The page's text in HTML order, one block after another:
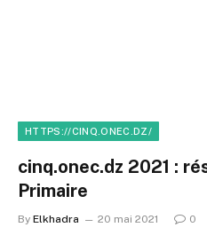
HTTPS://CINQ.ONEC.DZ/
cinq.onec.dz 2021 :
Primaire
By Elkhadra 20 mai 2021 0